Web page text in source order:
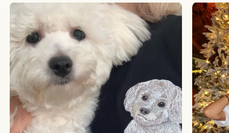
БОЛЬШЕ ОТЗЫВОВ